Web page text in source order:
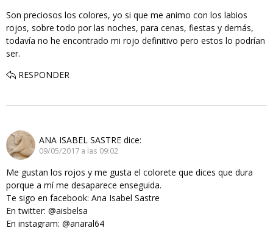
Son preciosos los colores, yo si que me animo con los labios
rojos, sobre todo por las noches, para cenas, fiestas y demás,
todavía no he encontrado mi rojo definitivo pero estos lo podrían
ser.
RESPONDER
ANA ISABEL SASTRE dice:
09/05/2017 a las 09:02
Me gustan los rojos y me gusta el colorete que dices que dura
porque a mí me desaparece enseguida.
Te sigo en facebook: Ana Isabel Sastre
En twitter: @aisbelsa
En instagram: @anaral64